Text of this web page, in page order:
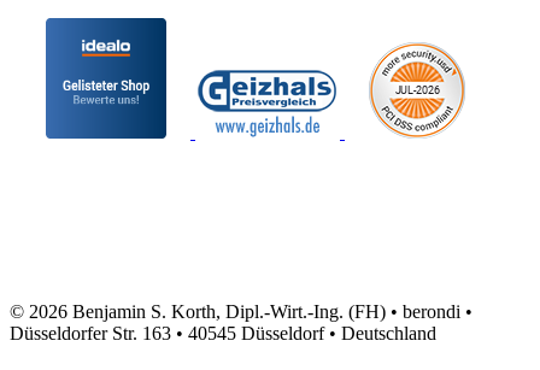
© 2026 Benjamin S. Korth, Dipl.-Wirt.-Ing. (FH) • berondi •
Düsseldorfer Str. 163 • 40545 Düsseldorf • Deutschland